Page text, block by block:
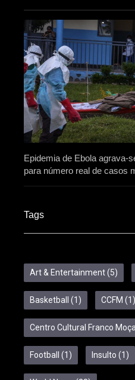
Epidemia de Ebola agrava-
para número real de casos
Tags
Art & Entertainment(5)
Basketball (1) CCFM (1)
Centro Cultural Franco
Football (1) Insulto (1)